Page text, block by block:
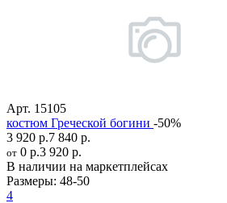
Арт. 15105
костюм Греческой богини -50%
3 920 р.7 840 р.
от 0 р.3 920 р.
В наличии на маркетплейсах
Размеры: 48-50
4